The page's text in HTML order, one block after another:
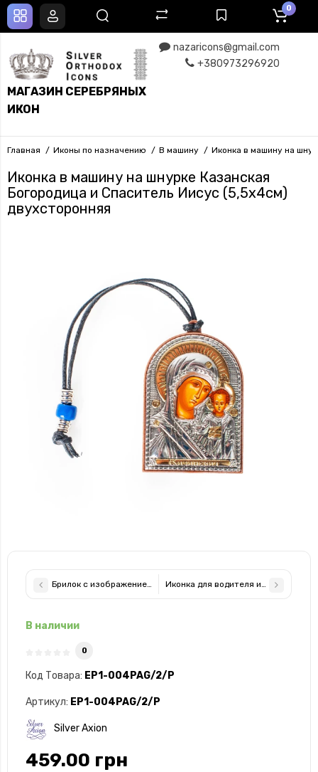
МАГАЗИН СЕРЕБРЯНЫХ
ИКОН
nazaricons@gmail.com
+380973296920
0
Главная Иконы по назначению В машину Иконка в машину на
Иконка в машину на шнурке Казанская
Богородица и Спаситель Иисус (5,5х4см)
двухсторонняя
Брилок с изображением Св. Николая 3,2см для ключей в
Иконка для водителя из серебра,
В наличии
0
Код Товара: EP1-004PAG/2/P
Артикул: EP1-004PAG/2/P
Silver Axion
459.00 грн